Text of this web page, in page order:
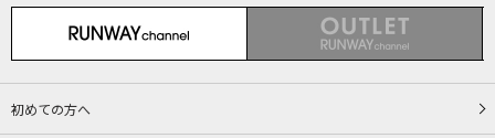
初めての方へ